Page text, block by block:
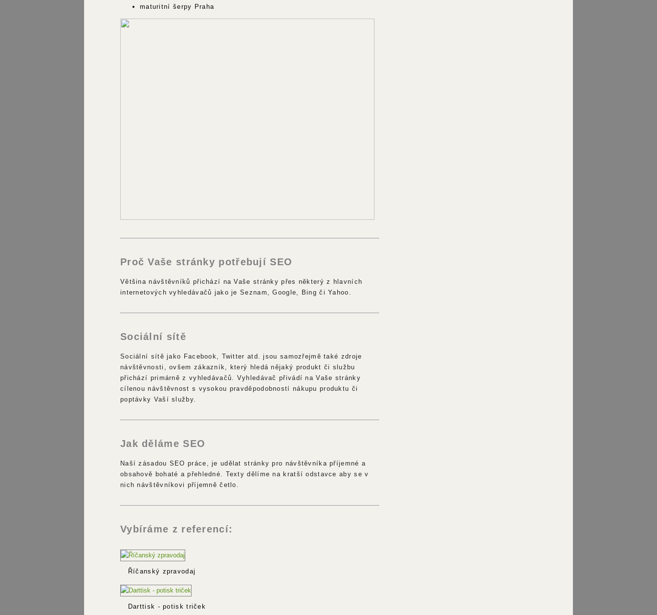
maturitní šerpy Praha
Proč Vaše stránky potřebují SEO
Většina návštěvníků přichází na Vaše stránky přes některý z hlavních
internetových vyhledávačů jako je Seznam, Google, Bing či Yahoo.
Sociální sítě
Sociální sítě jako Facebook, Twitter atd. jsou samozřejmě také zdroje
návštěvnosti, ovšem zákazník, který hledá nějaký produkt či službu
přichází primárně z vyhledávačů. Vyhledávač přivádí na Vaše stránky
cílenou návštěvnost s vysokou pravděpodobností nákupu produktu či
poptávky Vaší služby.
Jak děláme SEO
Naší zásadou SEO práce, je udělat stránky pro návštěvníka příjemné a
obsahově bohaté a přehledné. Texty dělíme na kratší odstavce aby se v
nich návštěvníkovi příjemně četlo.
Vybíráme z referencí:
Říčanský zpravodaj
Darttisk - potisk triček